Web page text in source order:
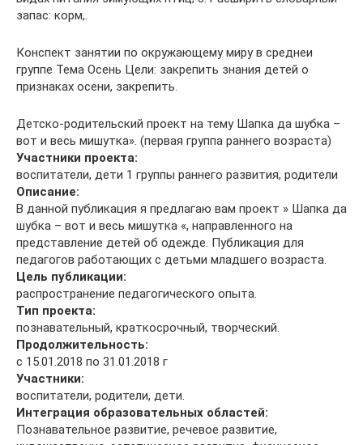
запас: корм,.
Конспект занятии по окружающему миру в среднеи
группе Тема Осень Цели: закрепить знания детей о
признаках осени, закрепить.
Детско-родительский проект на тему Шапка да шубка –
вот и весь мишутка». (первая группа раннего возраста)
Участники проекта:
воспитатели, дети 1 группы раннего развития, родители
Описание:
В данной публикация я предлагаю вам проект » Шапка да
шубка – вот и весь мишутка «, направленного на
представление детей об одежде. Публикация для
педагогов работающих с детьми младшего возраста.
Цель публикации:
распространение педагогического опыта.
Тип проекта:
познавательный, краткосрочный, творческий.
Продолжительность:
с 15.01.2018 по 31.01.2018 г
Участники:
воспитатели, родители, дети.
Интеграция образовательных областей:
Познавательное развитие, речевое развитие,